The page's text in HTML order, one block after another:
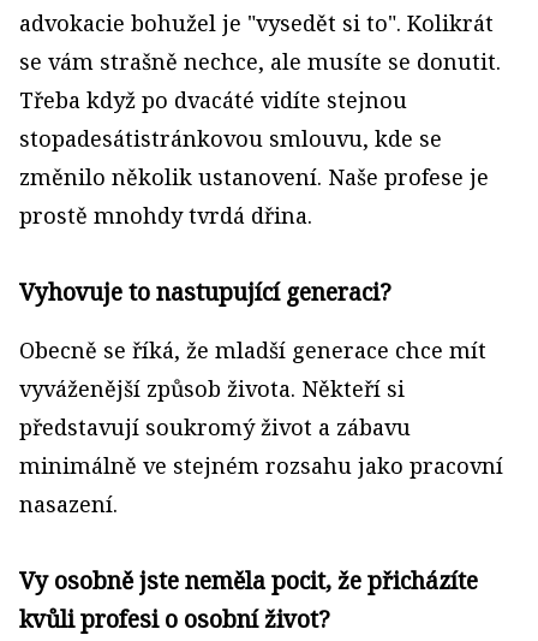
advokacie bohužel je "vysedět si to". Kolikrát
se vám strašně nechce, ale musíte se donutit.
Třeba když po dvacáté vidíte stejnou
stopadesátistránkovou smlouvu, kde se
změnilo několik ustanovení. Naše profese je
prostě mnohdy tvrdá dřina.
Vyhovuje to nastupující generaci?
Obecně se říká, že mladší generace chce mít
vyváženější způsob života. Někteří si
představují soukromý život a zábavu
minimálně ve stejném rozsahu jako pracovní
nasazení.
Vy osobně jste neměla pocit, že přicházíte
kvůli profesi o osobní život?